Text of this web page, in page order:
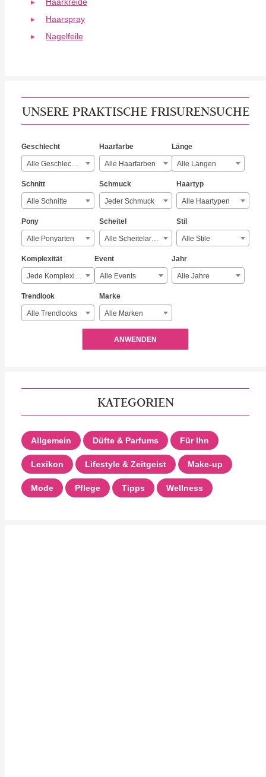
Haarspray
Nagelfeile
UNSERE PRAKTISCHE FRISURENSUCHE
Geschlecht
Alle Geschlechter
Haarfarbe
Alle Haarfarben
Länge
Alle Längen
Schnitt
Alle Schnitte
Schmuck
Jeder Schmuck
Haartyp
Alle Haartypen
Pony
Alle Ponyarten
Scheitel
Alle Scheitelarten
Stil
Alle Stile
Komplexität
Jede Komplexität
Event
Alle Events
Jahr
Alle Jahre
Trendlook
Alle Trendlooks
Marke
Alle Marken
ANWENDEN
KATEGORIEN
Allgemein Düfte & Parfums Für Ihn
Lexikon Lifestyle & Zeitgeist Make-up
Mode Pflege Tipps Wellness